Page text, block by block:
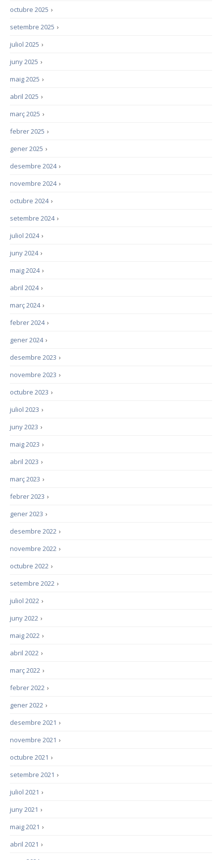
›
octubre 2025
›
setembre 2025
›
juliol 2025
›
juny 2025
›
maig 2025
›
abril 2025
›
març 2025
›
febrer 2025
›
gener 2025
›
desembre 2024
›
novembre 2024
›
octubre 2024
›
setembre 2024
›
juliol 2024
›
juny 2024
›
maig 2024
›
abril 2024
›
març 2024
›
febrer 2024
›
gener 2024
›
desembre 2023
›
novembre 2023
›
octubre 2023
›
juliol 2023
›
juny 2023
›
maig 2023
›
abril 2023
›
març 2023
›
febrer 2023
›
gener 2023
›
desembre 2022
›
novembre 2022
›
octubre 2022
›
setembre 2022
›
juliol 2022
›
juny 2022
›
maig 2022
›
abril 2022
›
març 2022
›
febrer 2022
›
gener 2022
›
desembre 2021
›
novembre 2021
›
octubre 2021
›
setembre 2021
›
juliol 2021
›
juny 2021
›
maig 2021
›
abril 2021